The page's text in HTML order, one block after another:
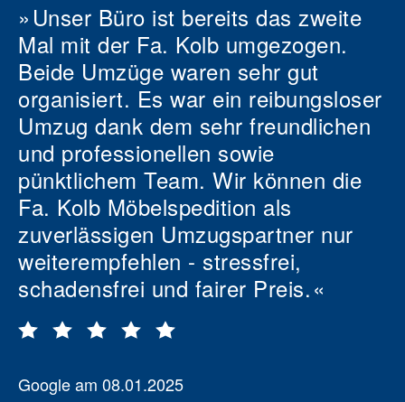
Unser Büro ist bereits das zweite
Mal mit der Fa. Kolb umgezogen.
Beide Umzüge waren sehr gut
organisiert. Es war ein reibungsloser
Umzug dank dem sehr freundlichen
und professionellen sowie
pünktlichem Team. Wir können die
Fa. Kolb Möbelspedition als
zuverlässigen Umzugspartner nur
weiterempfehlen - stressfrei,
schadensfrei und fairer Preis.
Google am 08.01.2025